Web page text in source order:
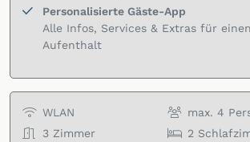
Personalisierte Gäste-App
Alle Infos, Services & Extras für
Aufenthalt
WLAN max. 4
3 Zimmer 2